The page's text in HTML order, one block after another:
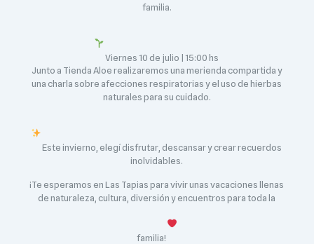
familia.
Viernes 10 de julio | 15:00 hs
Junto a Tienda Aloe realizaremos una merienda compartida y
una charla sobre afecciones respiratorias y el uso de hierbas
naturales para su cuidado.
Este invierno, elegí disfrutar, descansar y crear recuerdos
inolvidables.
¡Te esperamos en Las Tapias para vivir unas vacaciones llenas
de naturaleza, cultura, diversión y encuentros para toda la
familia!